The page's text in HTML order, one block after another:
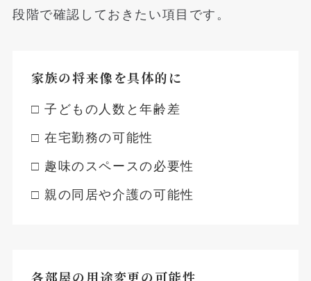
段階で確認しておきたい項目です。
家族の将来像を具体的に
□ 子どもの人数と年齢差
□ 在宅勤務の可能性
□ 趣味のスペースの必要性
□ 親の同居や介護の可能性
各部屋の用途変更の可能性